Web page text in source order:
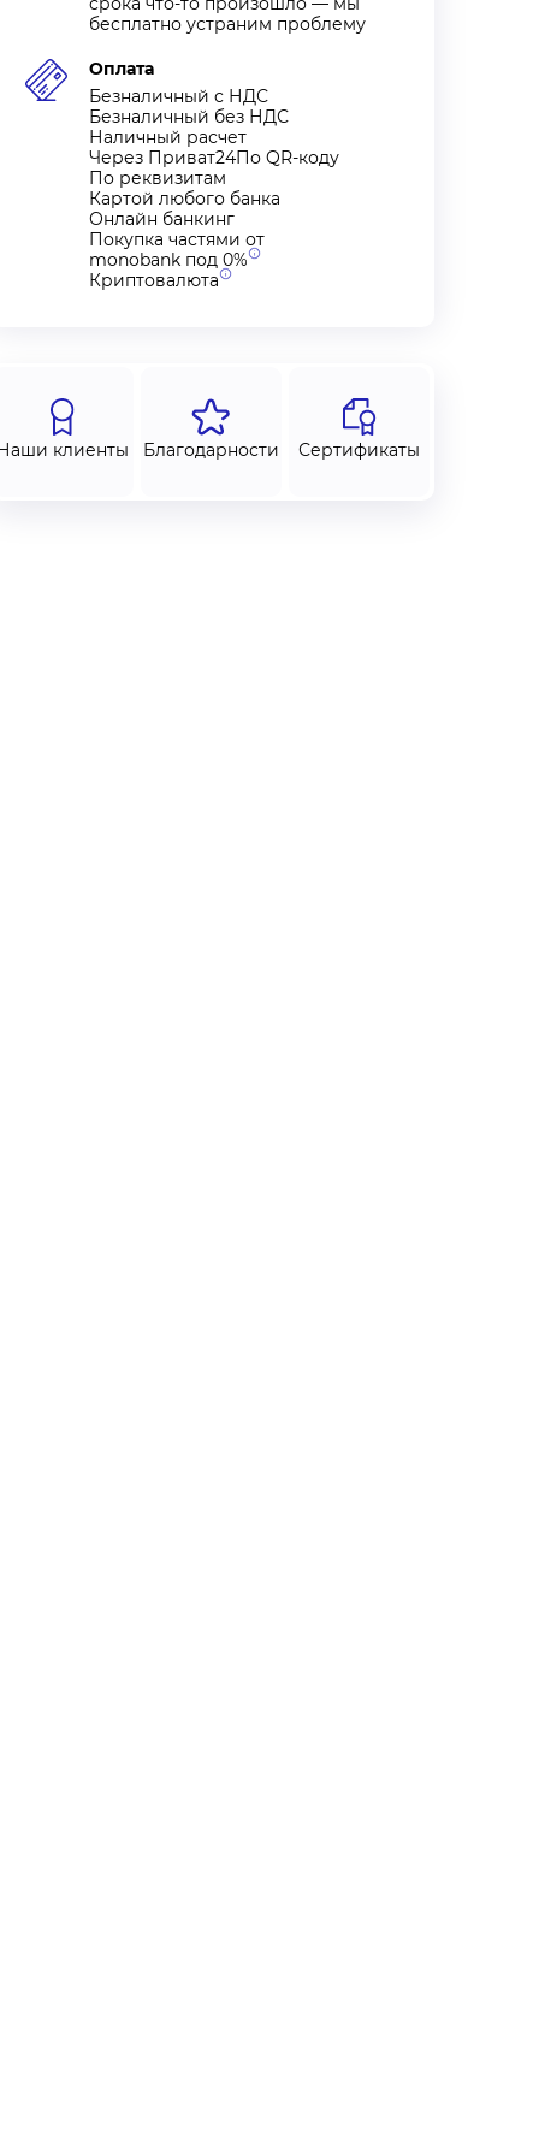
Беляева Ульяна Бойко-Ромашкина
бесплатно устраним проблему
Оплата
Безналичный с НДС
Безналичный без НДС
Наличный расчет
Через Приват24По QR-коду
По реквизитам
Картой любого банка
Онлайн банкинг
Покупка частями от
monobank под 0%
Криптовалюта
клиенты Благодарности Сертификаты